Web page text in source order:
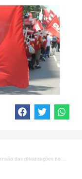
no Sistema Petrobrás